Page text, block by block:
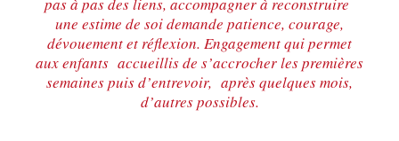
une estime de soi demande patience, courage,
dévouement et réflexion. Engagement qui permet
aux enfants accueillis de s’accrocher les premières
semaines puis d’entrevoir, après quelques mois,
d’autres possibles.